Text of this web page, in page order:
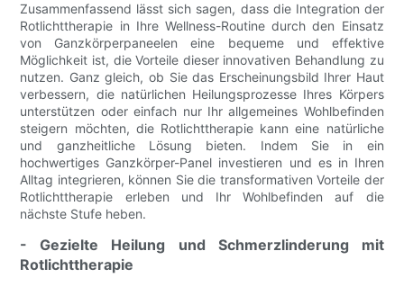
Zusammenfassend lässt sich sagen, dass die Integration der
Rotlichttherapie in Ihre Wellness-Routine durch den Einsatz
von Ganzkörperpaneelen eine bequeme und effektive
Möglichkeit ist, die Vorteile dieser innovativen Behandlung zu
nutzen. Ganz gleich, ob Sie das Erscheinungsbild Ihrer Haut
verbessern, die natürlichen Heilungsprozesse Ihres Körpers
unterstützen oder einfach nur Ihr allgemeines Wohlbefinden
steigern möchten, die Rotlichttherapie kann eine natürliche
und ganzheitliche Lösung bieten. Indem Sie in ein
hochwertiges Ganzkörper-Panel investieren und es in Ihren
Alltag integrieren, können Sie die transformativen Vorteile der
Rotlichttherapie erleben und Ihr Wohlbefinden auf die
nächste Stufe heben.
- Gezielte Heilung und Schmerzlinderung mit
Rotlichttherapie